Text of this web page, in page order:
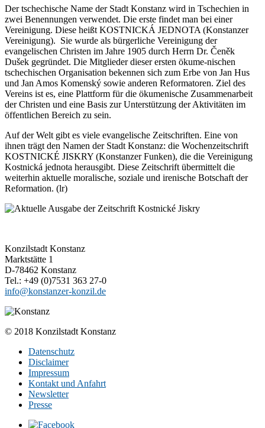
Der tschechische Name der Stadt Konstanz wird in Tschechien in
zwei Benennungen verwendet. Die erste findet man bei einer
Vereinigung. Diese heißt KOSTNICKÁ JEDNOTA (Konstanzer
Vereinigung). Sie wurde als bürgerliche Vereinigung der
evangelischen Christen im Jahre 1905 durch Herrn Dr. Čeněk
Dušek gegründet. Die Mitglieder dieser ersten ökume-nischen
tschechischen Organisation bekennen sich zum Erbe von Jan Hus
und Jan Amos Komenský sowie anderen Reformatoren. Ziel des
Vereins ist es, eine Plattform für die ökumenische Zusammenarbeit
der Christen und eine Basis zur Unterstützung der Aktivitäten im
öffentlichen Bereich zu sein.
Auf der Welt gibt es viele evangelische Zeitschriften. Eine von
ihnen trägt den Namen der Stadt Konstanz: die Wochenzeitschrift
KOSTNICKÉ JISKRY (Konstanzer Funken), die die Vereinigung
Kostnická jednota herausgibt. Diese Zeitschrift übermittelt die
weiterhin aktuelle moralische, soziale und irenische Botschaft der
Reformation. (lr)
Konzilstadt Konstanz
Marktstätte 1
D-78462 Konstanz
Tel.: +49 (0)7531 363 27-0
info@konstanzer-konzil.de
© 2018 Konzilstadt Konstanz
Datenschutz
Disclaimer
Impressum
Kontakt und Anfahrt
Newsletter
Presse